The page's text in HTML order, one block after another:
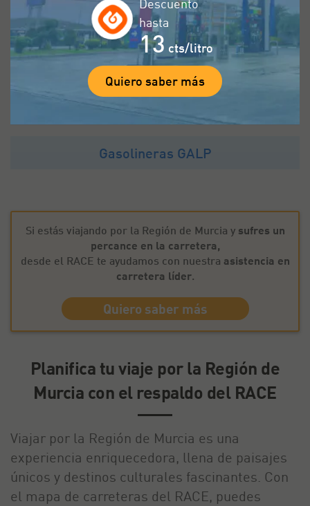
Radares
Puntos de carga
Gasolineras BP
Gasolineras GALP
Si estás viajando por la Región de Murcia y sufres un
percance en la carretera,
desde el RACE te ayudamos con nuestra asistencia en
carretera líder.
Quiero saber más
Planifica tu viaje por la Región de
Murcia con el respaldo del RACE
Viajar por la Región de Murcia es una
experiencia enriquecedora, llena de paisajes
únicos y destinos culturales fascinantes. Con
el mapa de carreteras del RACE, puedes
Descuento
hasta
13 cts/litro
Quiero saber más